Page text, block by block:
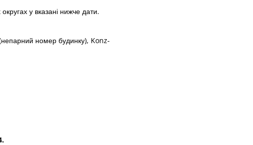
у вказані нижче дати.
номер будинку), Konz-